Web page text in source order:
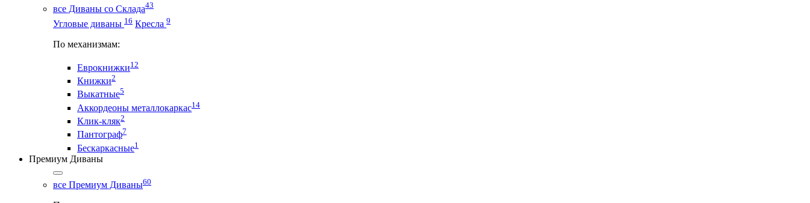
все Диваны со Склада43
Угловые диваны 16 Кресла 9
По механизмам:
Еврокнижки12
Книжки2
Выкатные5
Аккордеоны металлокаркас14
Клик-кляк2
Пантограф7
Бескаркасные1
Премиум Диваны
все Премиум Диваны60